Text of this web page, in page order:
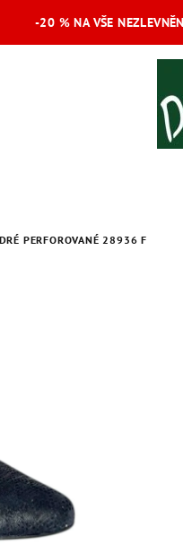
-20 % NA VŠE
PERFOROVANÉ 28936 F